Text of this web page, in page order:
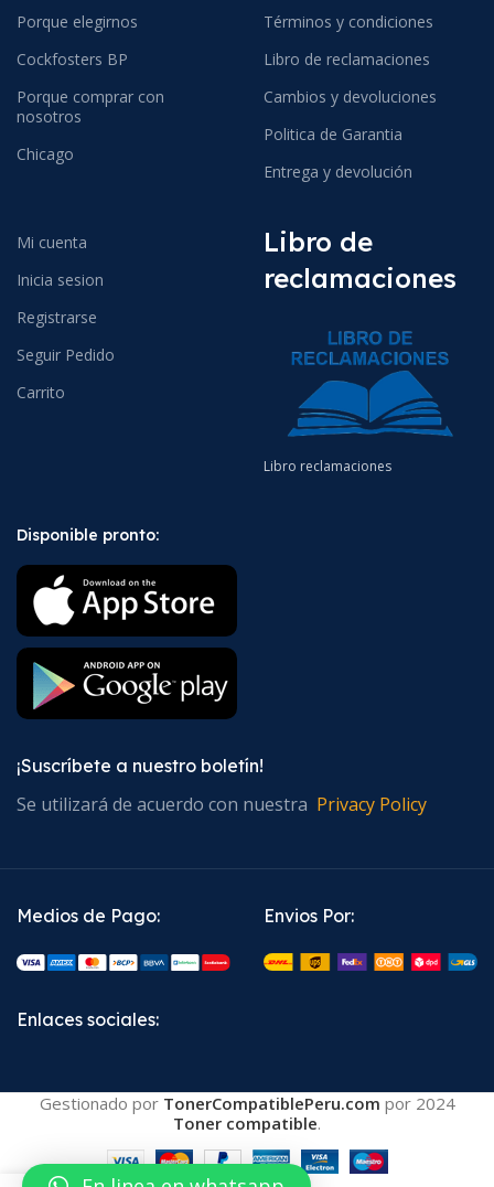
Porque elegirnos
Cockfosters BP
Porque comprar con
nosotros
Chicago
Términos y condiciones
Libro de reclamaciones
Cambios y devoluciones
Politica de Garantia
Entrega y devolución
Mi cuenta
Inicia sesion
Registrarse
Seguir Pedido
Carrito
Libro de
reclamaciones
Libro reclamaciones
Disponible pronto:
¡Suscríbete a nuestro boletín!
Se utilizará de acuerdo con nuestra Privacy Policy
Medios de Pago: Envios Por:
Enlaces sociales:
Gestionado por TonerCompatiblePeru.com por 2024
Toner compatible.